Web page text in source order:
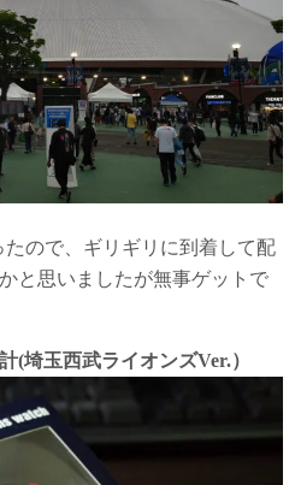
ので、ギリギリに到着して配
と思いましたが無事ゲットで
(埼玉西武ライオンズVer.）